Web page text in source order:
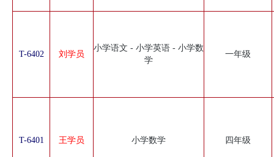
T-6402 刘学员
小学语文 - 小学英语 - 小学数
学
一年级
T-6401 王学员 小学数学 四年级